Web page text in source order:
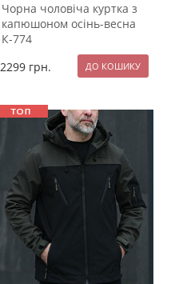
Чорна чоловіча куртка з
капюшоном осінь-весна
К-774
2299 грн.